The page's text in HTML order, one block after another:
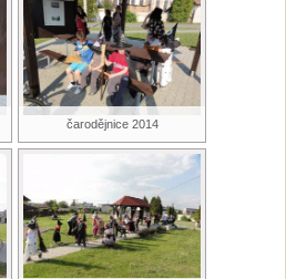
čarodějnice 2014